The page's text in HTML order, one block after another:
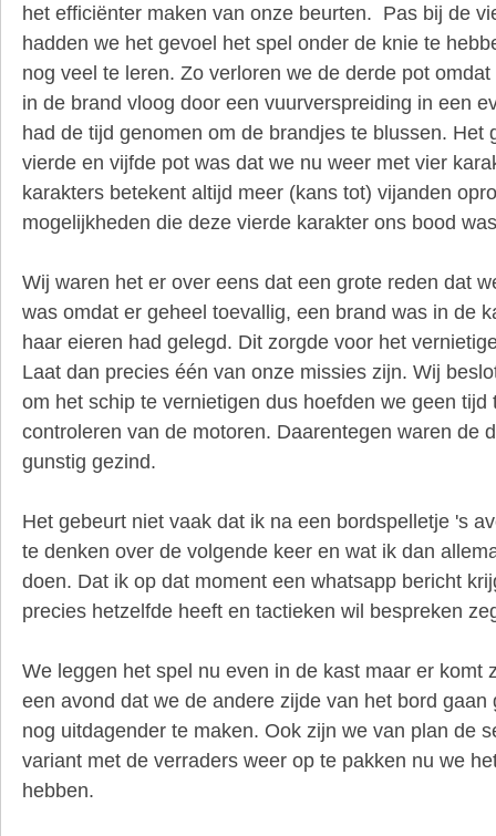
het efficiënter maken van onze beurten. Pas bij de
hadden we het gevoel het spel onder de knie te
nog veel te leren. Zo verloren we de derde pot
in de brand vloog door een vuurverspreiding in een
had de tijd genomen om de brandjes te blussen. Het
vierde en vijfde pot was dat we nu weer met vier
karakters betekent altijd meer (kans tot) vijanden
mogelijkheden die deze vierde karakter ons bood
Wij waren het er over eens dat een grote reden dat
was omdat er geheel toevallig, een brand was in de
haar eieren had gelegd. Dit zorgde voor het
Laat dan precies één van onze missies zijn. Wij
om het schip te vernietigen dus hoefden we geen tijd
controleren van de motoren. Daarentegen waren de
gunstig gezind.
Het gebeurt niet vaak dat ik na een bordspelletje 's
te denken over de volgende keer en wat ik dan
doen. Dat ik op dat moment een whatsapp bericht
precies hetzelfde heeft en tactieken wil bespreken
We leggen het spel nu even in de kast maar er komt
een avond dat we de andere zijde van het bord gaan
nog uitdagender te maken. Ook zijn we van plan de
variant met de verraders weer op te pakken nu we
hebben.